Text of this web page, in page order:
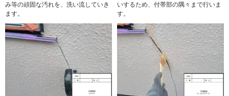
み等の頑固な汚れを、洗い流していき
ます。
いするため、付帯部の隅々まで行いま
す。